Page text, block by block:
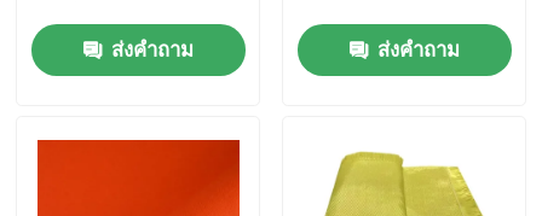
ส่งคำถาม ส่งคำถาม